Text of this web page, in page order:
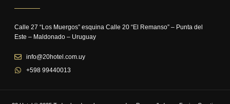
Calle 27 “Los Muergos” esquina Calle 20 “El Remanso” – Punta del
Este – Maldonado – Uruguay
info@20hotel.com.uy
+598 99440013